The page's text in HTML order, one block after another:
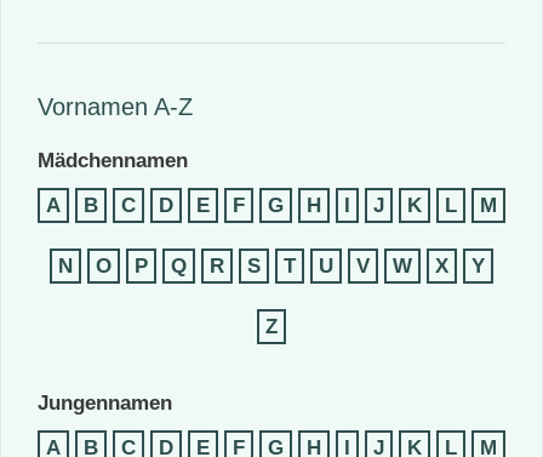
Vornamen A-Z
Mädchennamen
A
B C D E F G H I J K L M
N O P Q R S T U V W X Y
Z
Jungennamen
A
B C D E F G H I J K L M